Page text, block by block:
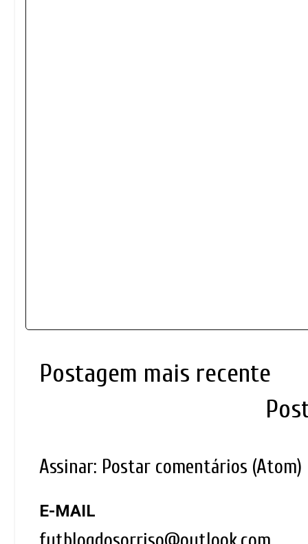
Postagem mais recente
Assinar: Postar comentários (Atom)
E-MAIL